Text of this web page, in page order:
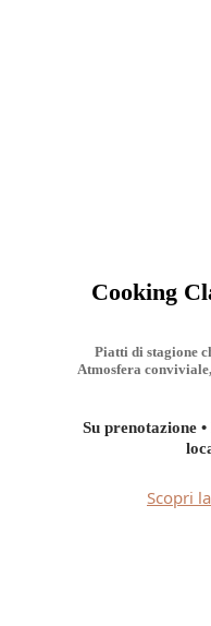
Cooking
Scopri
Su prenotazione
Piatti di stagione
Atmosfera